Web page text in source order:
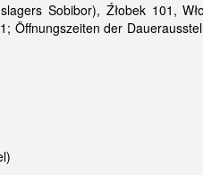
Sobibor), Źłobek 101,
Öffnungszeiten der